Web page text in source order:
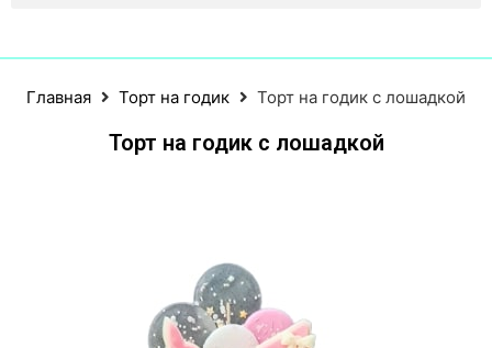
Главная Торт на годик Торт на годик с лошадкой
Торт на годик с лошадкой